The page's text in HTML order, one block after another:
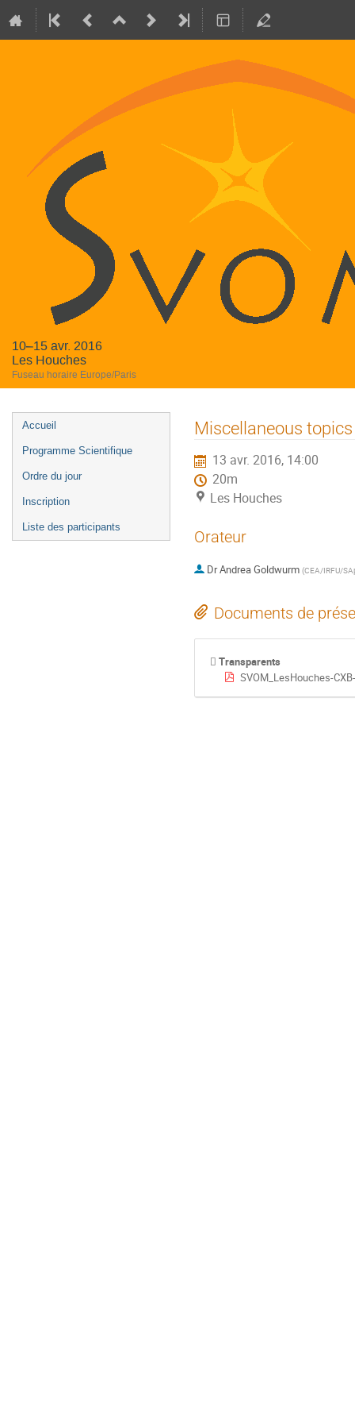
10–15 avr. 2016
Les Houches
Fuseau horaire Europe/Paris
Menu
de
Accueil
Programme Scientifique
Ordre du jour
Inscription
Liste des participants
Miscellaneous topics
13 avr. 2016, 14:00
20m
Les Houches
Orateur
DrAndrea Goldwurm (CEA/IRFU/
Documents de
Transparents
SVOM_LesHouches-